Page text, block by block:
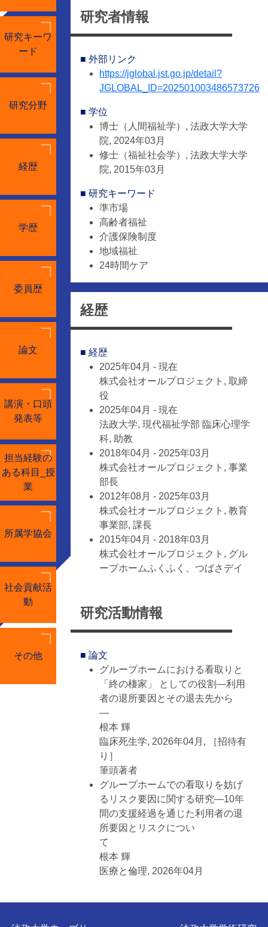
研究キーワ
ード
研究分野
経歴
学歴
委員歴
論文
講演・口頭
発表等
担当経験の
ある科目_授
業
所属学協会
社会貢献活
動
その他
研究者情報
■ 外部リンク
https://jglobal.jst.go.jp/detail?
JGLOBAL_ID=202501003486573726
■ 学位
博士（人間福祉学）, 法政大学大学
院, 2024年03月
修士（福祉社会学）, 法政大学大学
院, 2015年03月
■ 研究キーワード
準市場
高齢者福祉
介護保険制度
地域福祉
24時間ケア
人文・社会, 社会福祉学, 高齢者福
祉領域
経歴
■ 経歴
2025年04月 - 現在
株式会社オールプロジェクト, 取締
役
2025年04月 - 現在
法政大学, 現代福祉学部 臨床心理学
科, 助教
2018年04月 - 2025年03月
株式会社オールプロジェクト, 事業
部長
2012年08月 - 2025年03月
株式会社オールプロジェクト, 教育
事業部, 課長
2015年04月 - 2018年03月
株式会社オールプロジェクト, グル
ープホームふくふく、つばさデイ
すべて表示する
■ 学歴
2018年04月 - 2024年03月, 法政大
学大学院, 人間社会研究科, 人間福
祉専攻 博士後期課程
2012年04月 - 2015年03月, 法政大
会専攻
■ 委員歴
2024年04月 - 現在
運営委員, 関東医学哲学・倫理学会
2020年04月 - 2025年03月
アドバイザー, 認知症介護家族ネッ
トワーク
2013年04月 - 2017年03月
委員, 君津市障害者自立支援協議会
就労支援部会
研究活動情報
■ 論文
グループホームにおける看取りと
「終の棲家」 としての役割―利用
者の退所要因とその退去先から
―
根本 輝
臨床死生学, 2026年04月,
［招待有
り］
筆頭著者
グループホームでの看取りを妨げ
るリスク要因に関する研究―10年
間の支援経過を通じた利用者の退
所要因とリスクについ
て
根本 輝
医療と倫理, 2026年04月